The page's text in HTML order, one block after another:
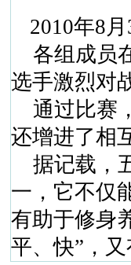
2010年8月
各组成员
选手激烈对
通过比赛
还增进了相
据记载，
一，它不仅
有助于修身
平、快”，